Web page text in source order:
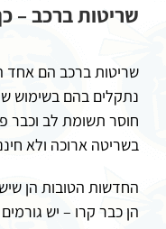
שריטות ברכב –
שריטות ברכב הם אחד
נתקלים בהם בשימוש
חוסר תשומת לב
בשריטה ארוכה ולא
החדשות הטובות הן
הן כבר קרו – יש